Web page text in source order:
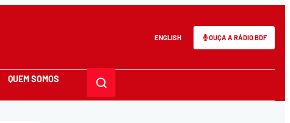
ENGLISH OUÇA A RÁDIO BDF
QUEM SOMOS